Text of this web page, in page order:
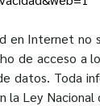
en Internet no
de acceso a
datos. Toda
Ley